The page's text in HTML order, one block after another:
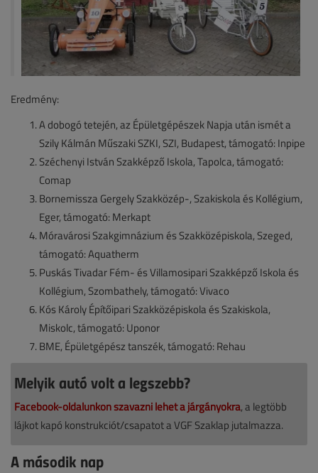
Eredmény:
A dobogó tetején, az Épületgépészek Napja után ismét a
Szily Kálmán Műszaki SZKI, SZI, Budapest, támogató: Inpipe
Széchenyi István Szakképző Iskola, Tapolca, támogató:
Comap
Bornemissza Gergely Szakközép-, Szakiskola és Kollégium,
Eger, támogató: Merkapt
Móravárosi Szakgimnázium és Szakközépiskola, Szeged,
támogató: Aquatherm
Puskás Tivadar Fém- és Villamosipari Szakképző Iskola és
Kollégium, Szombathely, támogató: Vivaco
Kós Károly Építőipari Szakközépiskola és Szakiskola,
Miskolc, támogató: Uponor
BME, Épületgépész tanszék, támogató: Rehau
Melyik autó volt a legszebb?
Facebook-oldalunkon szavazni lehet a járgányokra, a legtöbb
lájkot kapó konstrukciót/csapatot a VGF Szaklap jutalmazza.
A második nap